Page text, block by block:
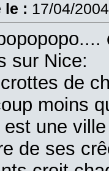
le : 17/04/
sur Nice:
de
moins
est une
de ses